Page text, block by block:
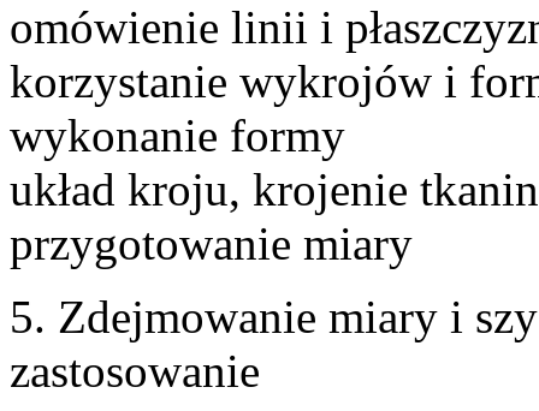
omówienie linii i
korzystanie wykrojów i
wykonanie formy
układ kroju, krojenie
przygotowanie miary
5. Zdejmowanie miary i
zastosowanie